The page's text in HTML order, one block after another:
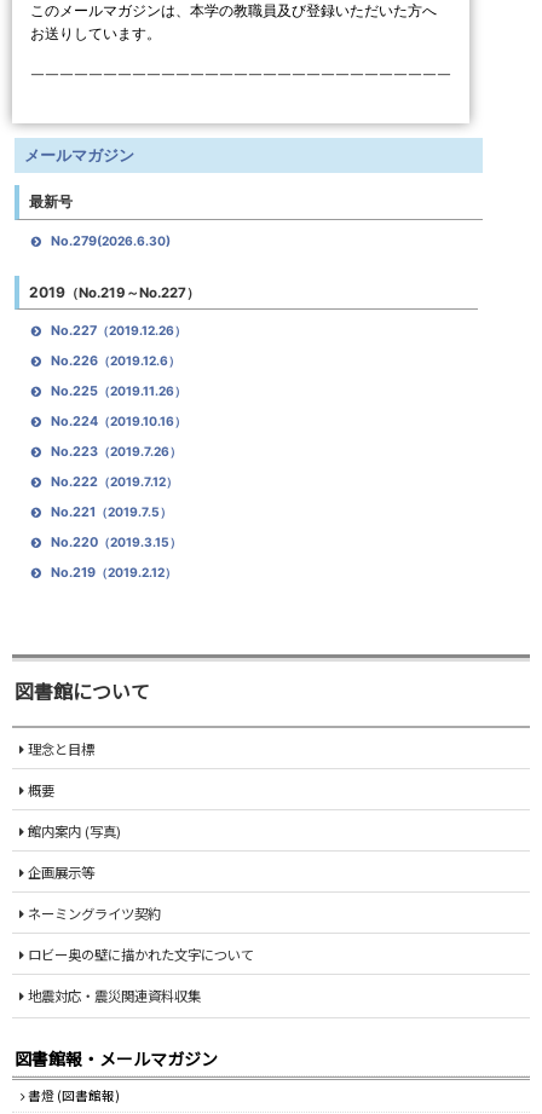
このメールマガジンは、本学の教職員及び登録いただいた方へ
お送りしています。
￣￣￣￣￣￣￣￣￣￣￣￣￣￣￣￣￣￣￣￣￣￣￣￣￣￣￣￣￣
メールマガジン
最新号
No.279(2026.6.30)
2019（No.219～No.227）
No.227（2019.12.26）
No.226（2019.12.6）
No.225（2019.11.26）
No.224（2019.10.16）
No.223（2019.7.26）
No.222 （2019.7.12）
No.221 （2019.7.5）
No.220（2019.3.15）
No.219（2019.2.12）
図書館について
理念と目標
概要
館内案内 (写真)
企画展示等
ネーミングライツ契約
ロビー奥の壁に描かれた文字について
地震対応・震災関連資料収集
図書館報・メールマガジン
書燈 (図書館報)